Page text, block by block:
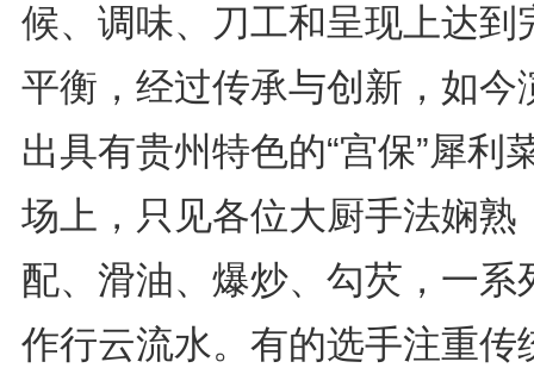
候、调味、刀工和呈现上达到
平衡，经过传承与创新，如今
出具有贵州特色的“宫保”犀利
场上，只见各位大厨手法娴熟
配、滑油、爆炒、勾芡，一系
作行云流水。有的选手注重传